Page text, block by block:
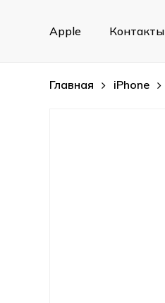
Apple Контакты
Главная iPhone